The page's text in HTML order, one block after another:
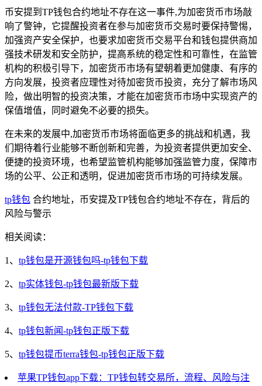
币安提到TP钱包合约地址不存在这一事件,为加密货币市场敲
响了警钟，它提醒投资者在参与加密货币交易时要保持警惕，
加强资产安全保护，也要求加密货币交易平台和钱包提供商加
强技术研发和安全防护，提高系统的稳定性和可靠性，在监管
机构的积极引导下，加密货币市场有望朝着更加健康、有序的
方向发展，投资者应理性对待加密货币投资，充分了解市场风
险，做出明智的投资决策，才能在加密货币市场中实现资产的
保值增值，同时避免不必要的损失。
在未来的发展中,加密货币市场将面临更多的挑战和机遇，我
们期待着行业能够不断创新和完善，为投资者提供更加安全、
便捷的投资环境，也希望监管机构能够加强监管力度，保障市
场的公平、公正和透明，促进加密货币市场的可持续发展。
tp钱包 合约地址，币安提及TP钱包合约地址不存在，背后的
风险与警示
相关阅读：
1、 tp钱包是开源钱包吗-tp钱包下载
2、 tp实体钱包-tp钱包最新版下载
3、 tp钱包无法付款-TP钱包下载
4、 tp钱包新闻-tp钱包正版下载
5、 tp钱包提币terra钱包-tp钱包正版下载
苹果TP钱包app下载：TP钱包转交易所，流程、风险与注